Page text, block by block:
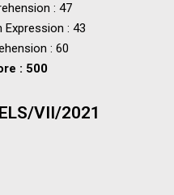
: 47
: 43
: 60
: 500
VII/2021